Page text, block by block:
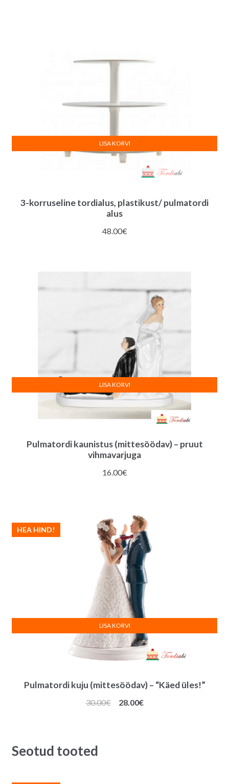
3-korruseline tordialus, plastikust/ pulmatordi
alus
48.00€
LISA KORVI
Pulmatordi kaunistus (mittesöödav) – pruut
vihmavarjuga
16.00€
LISA KORVI
Pulmatordi kuju (mittesöödav) – “Käed üles!”
HEA HIND!
30.00€
Algne
28.00€Praegune
LISA KORVI
Seotud tooted